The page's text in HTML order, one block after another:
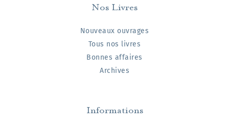
Nos Livres
Nouveaux ouvrages
Tous nos livres
Bonnes affaires
Archives
Informations